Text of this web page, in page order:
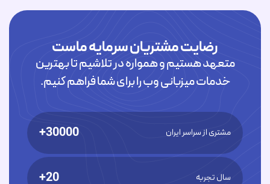
رضایت مشتریان سرمایه ماست
متعهد هستیم و همواره در تلاشیم تا بهترین
خدمات میزبانی وب را برای شما فراهم کنیم.
مشتری از سراسر ایران 30000+
سال تجربه 20+